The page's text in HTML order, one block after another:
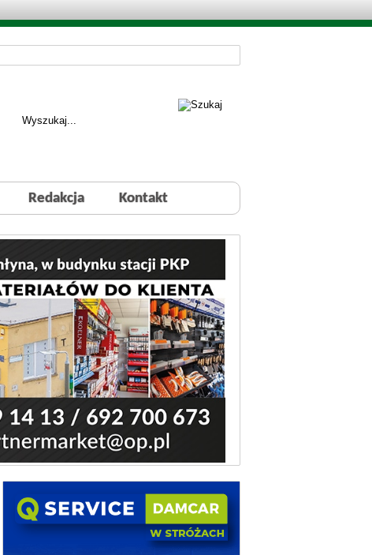
Redakcja Kontakt